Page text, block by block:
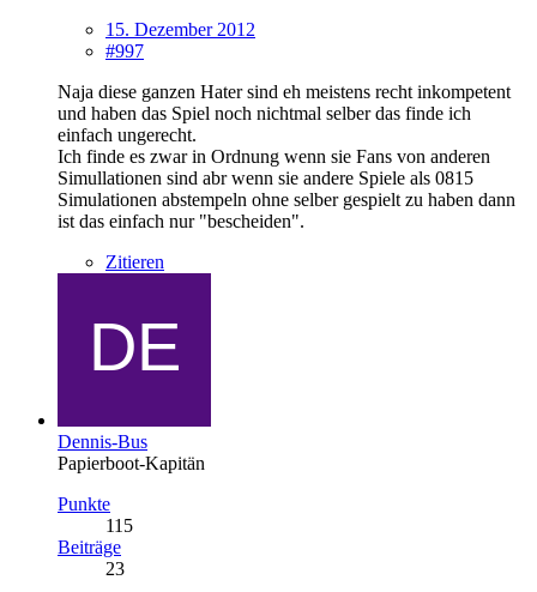
15. Dezember 2012
#997
Naja diese ganzen Hater sind eh meistens recht inkompetent
und haben das Spiel noch nichtmal selber das finde ich
einfach ungerecht.
Ich finde es zwar in Ordnung wenn sie Fans von anderen
Simullationen sind abr wenn sie andere Spiele als 0815
Simulationen abstempeln ohne selber gespielt zu haben dann
ist das einfach nur "bescheiden".
Zitieren
Dennis-Bus
Papierboot-Kapitän
Punkte
115
Beiträge
23